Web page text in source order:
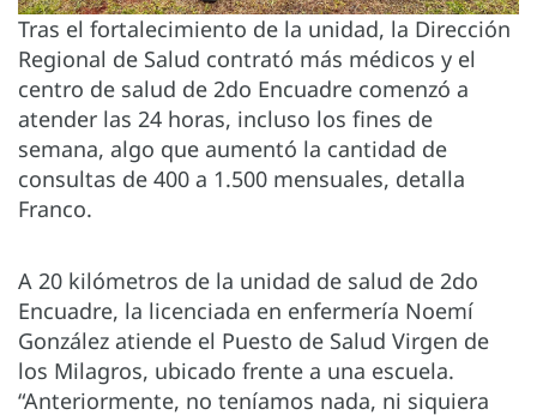
Tras el fortalecimiento de la unidad, la Dirección
Regional de Salud contrató más médicos y el
centro de salud de 2do Encuadre comenzó a
atender las 24 horas, incluso los fines de
semana, algo que aumentó la cantidad de
consultas de 400 a 1.500 mensuales, detalla
Franco.
A 20 kilómetros de la unidad de salud de 2do
Encuadre, la licenciada en enfermería Noemí
González atiende el Puesto de Salud Virgen de
los Milagros, ubicado frente a una escuela.
“Anteriormente, no teníamos nada, ni siquiera